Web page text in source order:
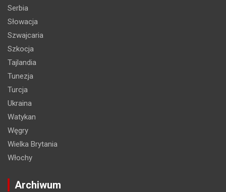
Serbia
Słowacja
Szwajcaria
Szkocja
Tajlandia
Tunezja
Turcja
Ukraina
Watykan
Węgry
Wielka Brytania
Włochy
Archiwum